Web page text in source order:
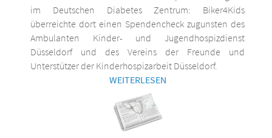
im Deutschen Diabetes Zentrum: Biker4Kids
überreichte dort einen Spendencheck zugunsten des
Ambulanten Kinder- und Jugendhospizdienst
Düsseldorf und des Vereins der Freunde und
Unterstützer der Kinderhospizarbeit Düsseldorf.
WEITERLESEN